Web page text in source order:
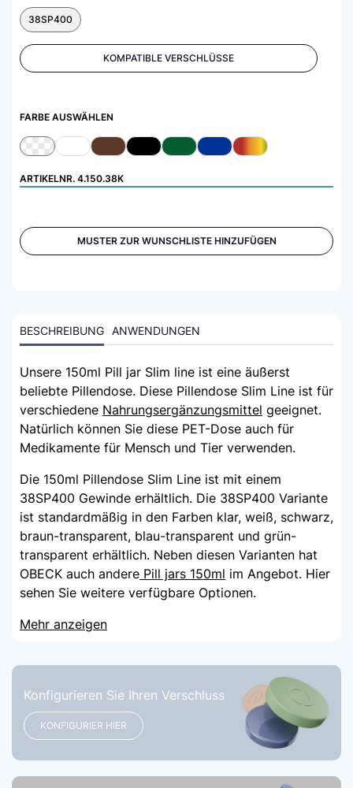
38SP400
KOMPATIBLE VERSCHLÜSSE
FARBE AUSWÄHLEN
ARTIKELNR. 4.150.38K
MUSTER ZUR WUNSCHLISTE HINZUFÜGEN
BESCHREIBUNG ANWENDUNGEN
Unsere 150ml Pill jar Slim line ist eine äußerst
beliebte Pillendose. Diese Pillendose Slim Line ist für
verschiedene Nahrungsergänzungsmittel geeignet.
Natürlich können Sie diese PET-Dose auch für
Medikamente für Mensch und Tier verwenden.
Die 150ml Pillendose Slim Line ist mit einem
38SP400 Gewinde erhältlich. Die 38SP400 Variante
ist standardmäßig in den Farben klar, weiß, schwarz,
braun-transparent, blau-transparent und grün-
transparent erhältlich. Neben diesen Varianten hat
OBECK auch andere Pill jars 150ml im Angebot. Hier
sehen Sie weitere verfügbare Optionen.
Mehr anzeigen
Konfigurieren Sie Ihren Verschluss
KONFIGURIER HIER